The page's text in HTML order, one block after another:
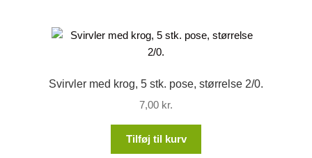
Svirvler med krog, 5 stk. pose, størrelse 2/0.
7,00 kr.
Tilføj til kurv